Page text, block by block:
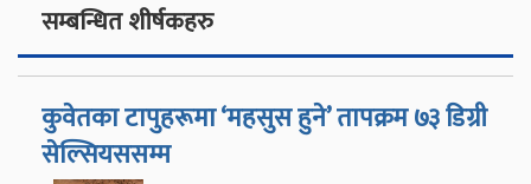
सम्बन्धित शीर्षकहरु
कुवेतका टापुहरूमा ‘महसुस हुने’ तापक्रम ७३ डिग्री
सेल्सियससम्म